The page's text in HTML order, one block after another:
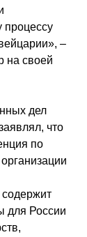
процессу
–
на своей
дел
что
по
для России